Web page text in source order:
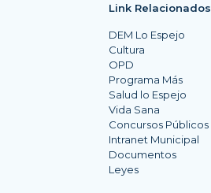
Link Relacionados
DEM Lo Espejo
Cultura
OPD
Programa Más
Salud lo Espejo
Vida Sana
Concursos Públicos
Intranet Municipal
Documentos
Leyes